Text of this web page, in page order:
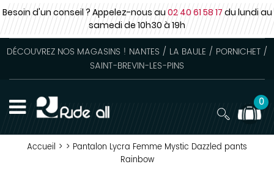
Besoin d'un conseil ? Appelez-nous au02 40 61 58 17du lundi au
samedide 10h30 à 19h
DÉCOUVREZ NOS MAGASINS ! NANTES / LA BAULE / PORNICHET /
SAINT-BREVIN-LES-PINS
0
Accueil > > Pantalon Lycra Femme Mystic Dazzled pants
Rainbow